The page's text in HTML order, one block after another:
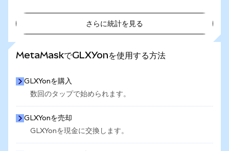
さらに統計を見る
MetaMaskでGLXYonを使用する方法
GLXYonを購入
数回のタップで始められます。
GLXYonを売却
GLXYonを現金に交換します。